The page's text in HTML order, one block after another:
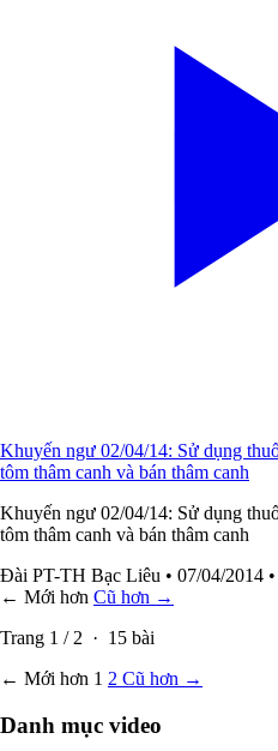
Khuyến ngư 02/04/14: Sử dụng
tôm thâm canh và bán thâm canh
Khuyến ngư 02/04/14: Sử dụng
tôm thâm canh và bán thâm canh
Đài PT-TH Bạc Liêu • 07/04/2014
← Mới hơn Cũ hơn →
Trang 1 / 2 · 15 bài
← Mới hơn 1 2 Cũ hơn →
Danh mục video